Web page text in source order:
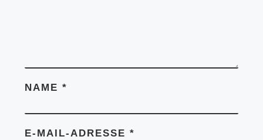
NAME*
E-MAIL-ADRESSE*